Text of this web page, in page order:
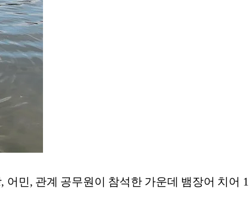
민, 관계 공무원이 참석한 가운데 뱀장어 치어